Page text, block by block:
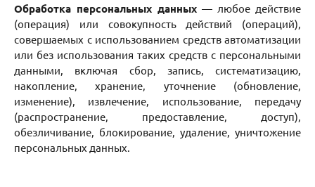
Обработка персональных данных — любое действие
(операция) или совокупность действий (операций),
совершаемых с использованием средств автоматизации
или без использования таких средств с персональными
данными, включая сбор, запись, систематизацию,
накопление, хранение, уточнение (обновление,
изменение), извлечение, использование, передачу
(распространение, предоставление, доступ),
обезличивание, блокирование, удаление, уничтожение
персональных данных.